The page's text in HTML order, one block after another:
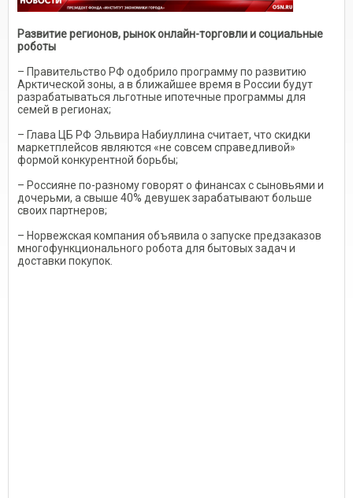
Развитие регионов, рынок онлайн-торговли и социальные
роботы
– Правительство РФ одобрило программу по развитию
Арктической зоны, а в ближайшее время в России будут
разрабатываться льготные ипотечные программы для
семей в регионах;
– Глава ЦБ РФ Эльвира Набиуллина считает, что скидки
маркетплейсов являются «не совсем справедливой»
формой конкурентной борьбы;
– Россияне по-разному говорят о финансах с сыновьями и
дочерьми, а свыше 40% девушек зарабатывают больше
своих партнеров;
– Норвежская компания объявила о запуске предзаказов
многофункционального робота для бытовых задач и
доставки покупок.